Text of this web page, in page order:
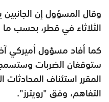
وقال المسؤول إن
الثلاثاء في قطر، بحسب
كما أفاد مسؤول أميركي
ستوقفان الضربات وستسمح
المقرر استئناف
التفاهم، وفق "رويترز".